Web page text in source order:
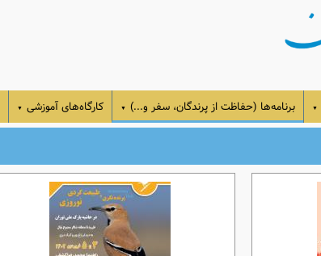
▼ برنامه‌ها (حفاظت از پرندگان، سفر و...) ▼ کارگاه‌های آموزشی ▼